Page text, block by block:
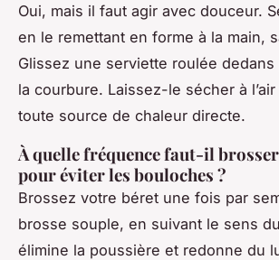
Oui, mais il faut agir avec douceur.
en le remettant en forme à la main,
Glissez une serviette roulée
la courbure. Laissez-le sécher à
toute source de chaleur directe.
À quelle fréquence faut-il
pour éviter les bouloches ?
Brossez votre béret une fois par
brosse souple, en suivant le sens
élimine la poussière et redonne du